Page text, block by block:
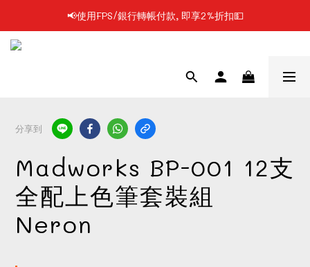
📢凡購物滿$199 順豐自提點免運費📦📦
📢使用FPS/銀行轉帳付款, 即享2%折扣💵
分享到
Madworks BP-001 12支
全配上色筆套裝組
Neron